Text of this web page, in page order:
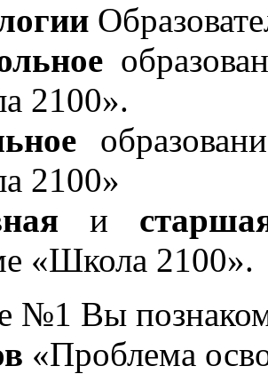
2100».
2100»
и
«Школа 2100».
№1 Вы
«Проблема